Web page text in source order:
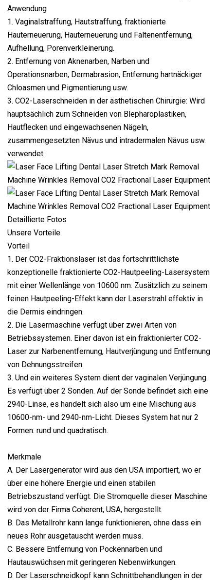
Anwendung
1. Vaginalstraffung, Hautstraffung, fraktionierte
Hauterneuerung, Hauterneuerung und Faltenentfernung,
Aufhellung, Porenverkleinerung.
2. Entfernung von Aknenarben, Narben und
Operationsnarben, Dermabrasion, Entfernung hartnäckiger
Chloasmen und Pigmentierung usw.
3. CO2-Laserschneiden in der ästhetischen Chirurgie: Wird
hauptsächlich zum Schneiden von Blepharoplastiken,
Hautflecken und eingewachsenen Nägeln,
zusammengesetzten Nävus und intradermalen Nävus usw.
verwendet.
Detaillierte Fotos
Unsere Vorteile
Vorteil
1. Der CO2-Fraktionslaser ist das fortschrittlichste
konzeptionelle fraktionierte CO2-Hautpeeling-Lasersystem
mit einer Wellenlänge von 10600 nm. Zusätzlich zu seinem
feinen Hautpeeling-Effekt kann der Laserstrahl effektiv in
die Dermis eindringen.
2. Die Lasermaschine verfügt über zwei Arten von
Betriebssystemen. Einer davon ist ein fraktionierter CO2-
Laser zur Narbenentfernung, Hautverjüngung und Entfernung
von Dehnungsstreifen.
3. Und ein weiteres System dient der vaginalen Verjüngung.
Es verfügt über 2 Sonden. Auf der Sonde befindet sich eine
2940-Linse, es handelt sich also um eine Mischung aus
10600-nm- und 2940-nm-Licht. Dieses System hat nur 2
Formen: rund und quadratisch.
Merkmale
A. Der Lasergenerator wird aus den USA importiert, wo er
über eine höhere Energie und einen stabilen
Betriebszustand verfügt. Die Stromquelle dieser Maschine
wird von der Firma Coherent, USA, hergestellt.
B. Das Metallrohr kann lange funktionieren, ohne dass ein
neues Rohr ausgetauscht werden muss.
C. Bessere Entfernung von Pockennarben und
Hautauswüchsen mit geringeren Nebenwirkungen.
D. Der Laserschneidkopf kann Schnittbehandlungen in der